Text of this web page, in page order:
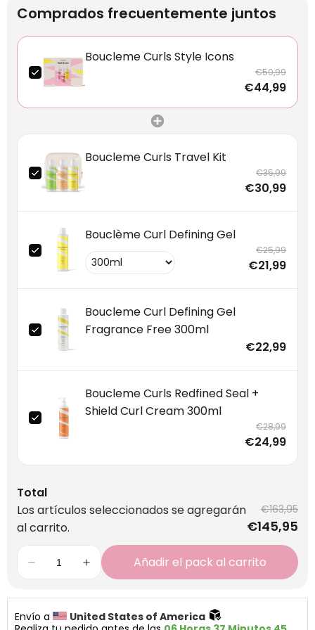
Comprados frecuentemente juntos
Boucleme Curls Style Icons
€50,99
€44,99
Boucleme Curls Travel Kit
€35,99
€30,99
Bouclème Curl Defining Gel
€25,99
€21,99
Boucleme Curl Defining Gel
Fragrance Free 300ml
€22,99
Boucleme Curls Redfined Seal +
Shield Curl Cream 300ml
€28,99
€24,99
Total
Los artículos seleccionados se agregarán
al carrito.
€163,95
€145,95
Añadir el pack al carrito
Envío a
United States of America